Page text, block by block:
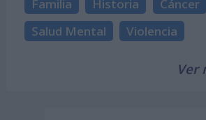
Familia
Historia Cáncer
Salud Mental
Violencia
Ver